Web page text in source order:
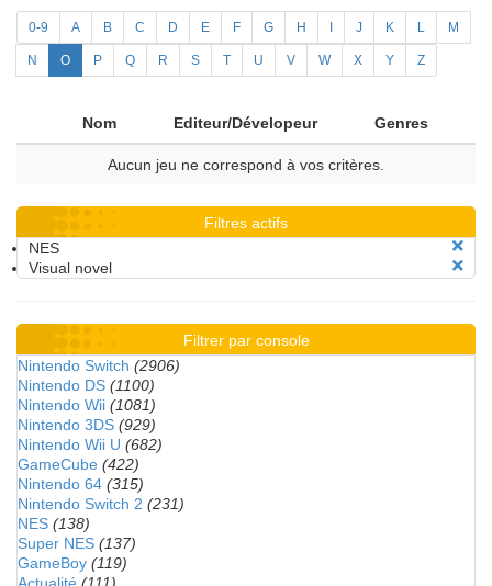
0-9 A B C D E F G H J K L M
N O P Q R S T U V W X Y Z
Nom Editeur/Dévelopeur Genres
Aucun jeu ne correspond à vos critères.
Filtres actifs
NES
Visual novel
Filtrer par console
Nintendo Switch (2906)
Nintendo DS (1100)
Nintendo Wii (1081)
Nintendo 3DS (929)
Nintendo Wii U (682)
GameCube (422)
Nintendo 64 (315)
Nintendo Switch 2 (231)
NES (138)
Super NES (137)
GameBoy (119)